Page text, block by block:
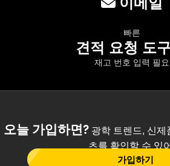
빠른
견적 요청 도구
재고 번호 입력 필요
오늘 가입하면?광학 트렌드, 신제
츠를 확인할 수 있
가입하기